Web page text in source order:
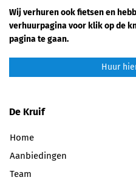
Wij verhuren ook fietsen en
verhuurpagina voor klik op de
pagina te gaan.
Huur
De Kruif
Home
Aanbiedingen
Team